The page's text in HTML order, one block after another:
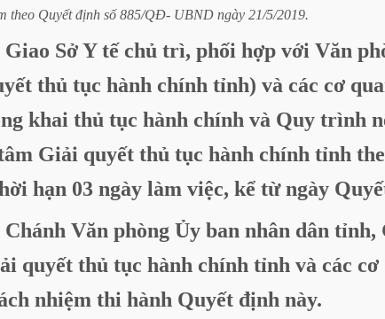
theo Quyết định số 885/QĐ- UBND ngày 21/5/2019.
Giao SởY tế chủ trì, phối hợp với Văn
thủ tục hành chính tỉnh) và các cơ
khai thủ tục hành chính và Quy trình
Giải quyết thủ tục hành chính tỉnh
hạn 03 ngày làm việc, kể từ ngày
Chánh Văn phòng Ủy ban nhân dân tỉnh,
quyết thủ tục hành chính tỉnh và các cơ
nhiệm thi hành Quyết định này.